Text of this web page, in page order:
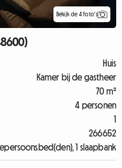
Bekijk de 4 foto's
Huis
Kamer bij de gastheer
70 m²
4 personen
1
266652
1 slaapbank